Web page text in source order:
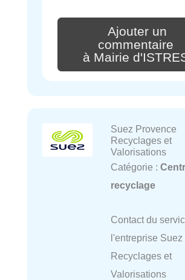
Ajouter un
commentaire
à Mairie
Suez Provence
Recyclages et
Valorisations
Catégorie :
recyclage
Contact du
l'entreprise Suez
Recyclages et
Valorisations